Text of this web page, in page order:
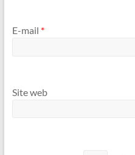
E-mail *
Site web